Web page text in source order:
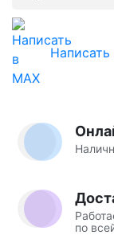
Написать
по